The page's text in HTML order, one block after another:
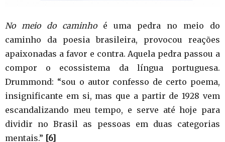
No meio do caminhoé uma pedra no meio do
caminho da poesia brasileira, provocou reações
apaixonadas a favor e contra. Aquela pedra passou a
compor o ecossistema da língua portuguesa.
Drummond: “sou o autor confesso de certo poema,
insignificante em si, mas que a partir de 1928 vem
escandalizando meu tempo, e serve até hoje para
dividir no Brasil as pessoas em duas categorias
mentais.” [6]